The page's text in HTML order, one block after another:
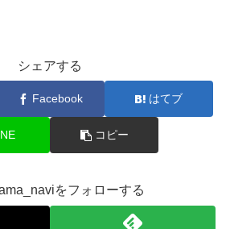
シェアする
Facebook はてブ
コピー
をフォローする